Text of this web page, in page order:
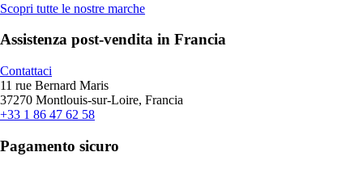
Scopri tutte le nostre marche
Assistenza post-vendita in Francia
Contattaci
11 rue Bernard Maris
37270 Montlouis-sur-Loire, Francia
+33 1 86 47 62 58
Pagamento sicuro